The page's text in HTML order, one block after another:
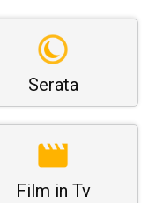
Serata
Film in Tv